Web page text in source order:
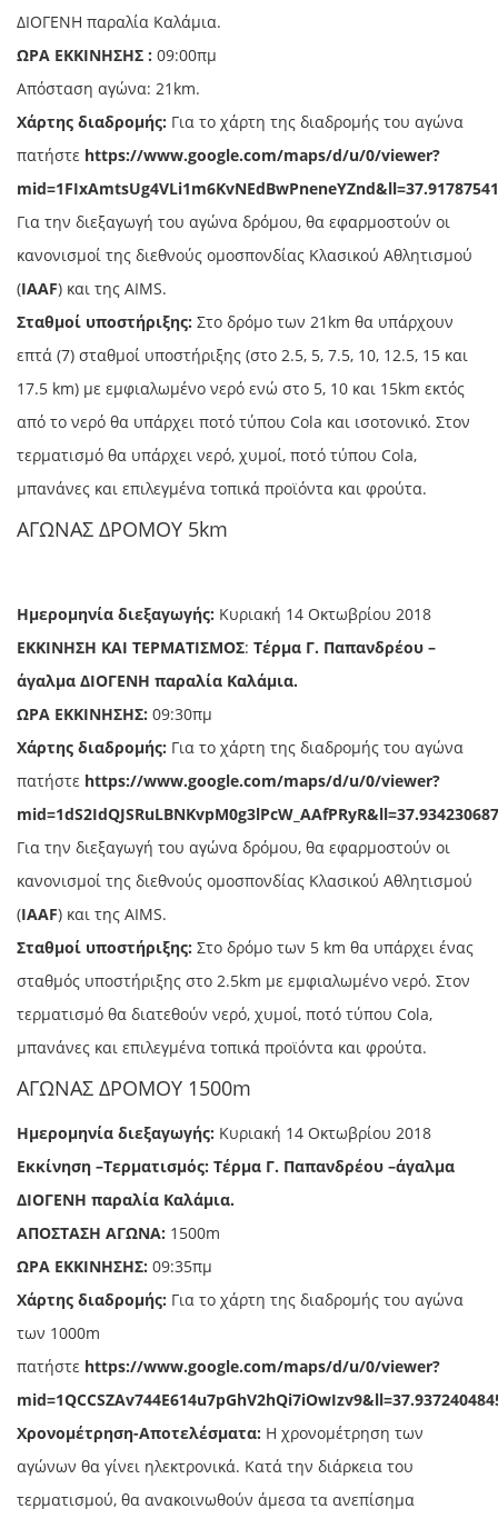
ΔΙΟΓΕΝΗ παραλία Καλάμια.
ΩΡΑ ΕΚΚΙΝΗΣΗΣ : 09:00πμ
Απόσταση αγώνα: 21km.
Χάρτης διαδρομής: Για το χάρτη της διαδρομής του αγώνα
πατήστε https://www.google.com/maps/d/u/0/viewer?
Για την διεξαγωγή του αγώνα δρόμου, θα εφαρμοστούν οι
κανονισμοί της διεθνούς ομοσπονδίας Κλασικού Αθλητισμού
(IAAF) και της AIMS.
Σταθμοί υποστήριξης: Στο δρόμο των 21km θα υπάρχουν
επτά (7) σταθμοί υποστήριξης (στο 2.5, 5, 7.5, 10, 12.5, 15 και
17.5 km) με εμφιαλωμένο νερό ενώ στο 5, 10 και 15km εκτός
από το νερό θα υπάρχει ποτό τύπου Cola και ισοτονικό. Στον
τερματισμό θα υπάρχει νερό, χυμοί, ποτό τύπου Cola,
μπανάνες και επιλεγμένα τοπικά προϊόντα και φρούτα.
ΑΓΩΝΑΣ ΔΡΟΜΟΥ 5km
Ημερομηνία διεξαγωγής: Κυριακή 14 Οκτωβρίου 2018
ΕΚΚΙΝΗΣΗ ΚΑΙ ΤΕΡΜΑΤΙΣΜΟΣ: Τέρμα Γ. Παπανδρέου –
άγαλμα ΔΙΟΓΕΝΗ παραλία Καλάμια.
ΩΡΑ ΕΚΚΙΝΗΣΗΣ: 09:30πμ
Χάρτης διαδρομής: Για το χάρτη της διαδρομής του αγώνα
πατήστε https://www.google.com/maps/d/u/0/viewer?
Για την διεξαγωγή του αγώνα δρόμου, θα εφαρμοστούν οι
κανονισμοί της διεθνούς ομοσπονδίας Κλασικού Αθλητισμού
(IAAF) και της AIMS.
Σταθμοί υποστήριξης: Στο δρόμο των 5 km θα υπάρχει ένας
σταθμός υποστήριξης στο 2.5km με εμφιαλωμένο νερό. Στον
τερματισμό θα διατεθούν νερό, χυμοί, ποτό τύπου Cola,
μπανάνες και επιλεγμένα τοπικά προϊόντα και φρούτα.
ΑΓΩΝΑΣ ΔΡΟΜΟΥ 1500m
Ημερομηνία διεξαγωγής: Κυριακή 14 Οκτωβρίου 2018
Εκκίνηση –Τερματισμός: Τέρμα Γ. Παπανδρέου –άγαλμα
ΔΙΟΓΕΝΗ παραλία Καλάμια.
ΑΠΟΣΤΑΣΗ ΑΓΩΝΑ: 1500m
ΩΡΑ ΕΚΚΙΝΗΣΗΣ: 09:35πμ
Χάρτης διαδρομής: Για το χάρτη της διαδρομής του αγώνα
των 1000m
πατήστε https://www.google.com/maps/d/u/0/viewer?
Χρονομέτρηση-Αποτελέσματα: Η χρονομέτρηση των
αγώνων θα γίνει ηλεκτρονικά. Κατά την διάρκεια του
τερματισμού, θα ανακοινωθούν άμεσα τα ανεπίσημα